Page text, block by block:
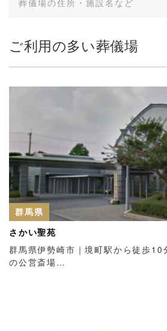
ご利用の多い葬儀場
群馬県
さかい聖苑
群馬県伊勢崎市｜境町駅から徒歩10
の公営斎場…